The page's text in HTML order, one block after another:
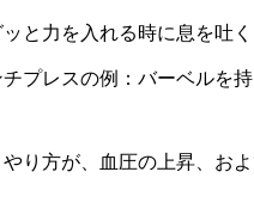
ッと力を入れる時に息を吐
チプレスの例：バーベルを
やり方が、血圧の上昇、お